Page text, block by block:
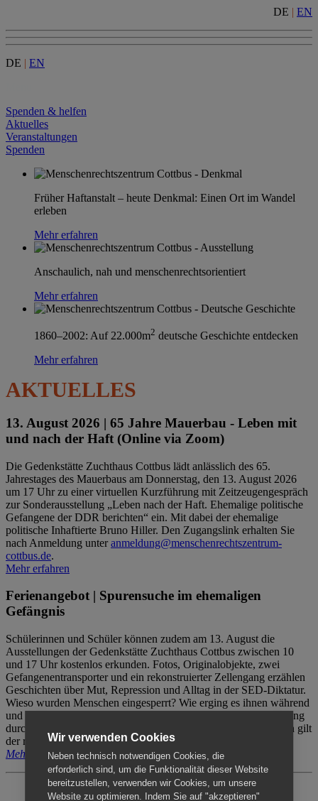
DE | EN
DE | EN
Spenden & helfen
Aktuelles
Veranstaltungen
Spenden
Früher Haftanstalt – heute Denkmal: Einen Ort im Wandel
erleben
Mehr erfahren
Anschaulich, nah und menschenrechtsorientiert
Mehr erfahren
1860–2002: Auf 22.000m2 deutsche Geschichte entdecken
Mehr erfahren
AKTUELLES
13. August 2026 | 65 Jahre Mauerbau - Leben mit
und nach der Haft (Online via Zoom)
Die Gedenkstätte Zuchthaus Cottbus lädt anlässlich des 65.
Jahrestages des Mauerbaus am Donnerstag, den 13. August 2026
um 17 Uhr zu einer virtuellen Kurzführung mit Zeitzeugengespräch
zur Sonderausstellung „Leben nach der Haft. Ehemalige politische
Gefangene der DDR berichten“ ein. Mit dabei der ehemalige
politische Inhaftierte Bruno Hiller. Den Zugangslink erhalten Sie
nach Anmeldung unteranmeldung@menschenrechtszentrum-
cottbus.de.
Mehr erfahren
Ferienangebot | Spurensuche im ehemaligen
Gefängnis
Schülerinnen und Schüler können zudem am 13. August die
Ausstellungen der Gedenkstätte Zuchthaus Cottbus zwischen 10
und 17 Uhr kostenlos erkunden. Fotos, Originalobjekte, zwei
Gefangenentransporter und ein rekonstruierter Zellengang erzählen
Geschichten über Mut, Repression und Alltag in der SED-Diktatur.
Wieso wurden Menschen eingesperrt? Wie erging es ihnen während
und nach der Haft? Der Besuch erfolgt individuell ohne Betreuung
durch das Menschenrechtszentrum Cottbus. Für Begleitpersonen gilt
der reguläre Eintritt (8€ / ermäßigt 5€).
Mehr erfahren
Wir verwenden Cookies
Neben technisch notwendigen Cookies, die
erforderlich sind, um die Funktionalität dieser Website
bereitzustellen, verwenden wir Cookies, um unsere
Website zu optimieren. Indem Sie auf "akzeptieren"